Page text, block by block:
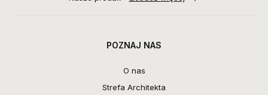
POZNAJ NAS
O nas
Strefa Architekta